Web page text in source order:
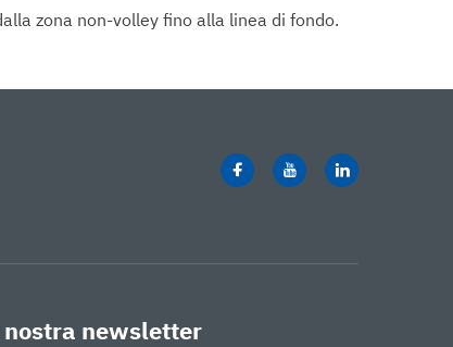
zona non-volley fino alla linea di fondo.
giocabilità.
newsletter